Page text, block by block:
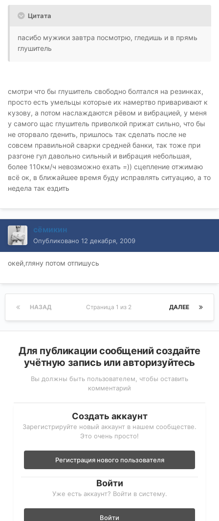
Цитата
пасибо мужики завтра посмотрю, гледишь и в прямь
глушитель
смотри что бы глушитель свободно болтался на резинках,
просто есть умельцы которые их намертво приваривают к
кузову, а потом наслаждаются рёвом и вибрацией, у меня
у самого щас глушитель приволкой прижат сильно, что бы
не оторвало гденить, пришлось так сделать после не
совсем правильной сварки средней банки, так тоже при
разгоне гул давольно сильный и вибрация небольшая,
более 110км/ч невозможно ехать =)) сцепление отжимаю
всё ок, в ближайшее время буду исправлять ситуацию, а то
недела так ездить
сёмикин
Опубликовано 12 декабря, 2009
окей,гляну потом отпишусь
НАЗАД ДАЛЕЕ
Страница 1 из 2
Для публикации сообщений создайте
учётную запись или авторизуйтесь
Вы должны быть пользователем, чтобы оставить
комментарий
Создать аккаунт
Зарегистрируйте новый аккаунт в нашем сообществе.
Это очень просто!
Регистрация нового пользователя
Войти
Уже есть аккаунт? Войти в систему.
Войти